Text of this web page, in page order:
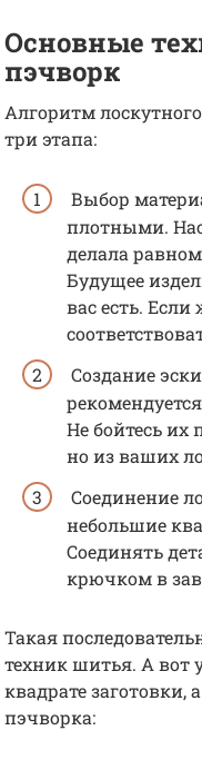
Основные
пэчворк
Алгоритм
три этапа:
Выбор
плотными.
делала
Будущее
вас есть.
Создание
Не бойтесь их
но из ваших
Соединение
небольшие
Соединять
крючком в
Такая
техник шитья. А вот
квадрате
пэчворка: